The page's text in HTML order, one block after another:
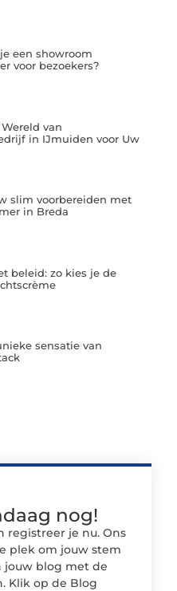
een showroom
voor bezoekers?
van
in IJmuiden voor Uw
slim voorbereiden met
in Breda
beleid: zo kies je de
sensatie van
nog!
registreer je nu. Ons
plek om jouw stem
jouw blog met de
Klik op de Blog